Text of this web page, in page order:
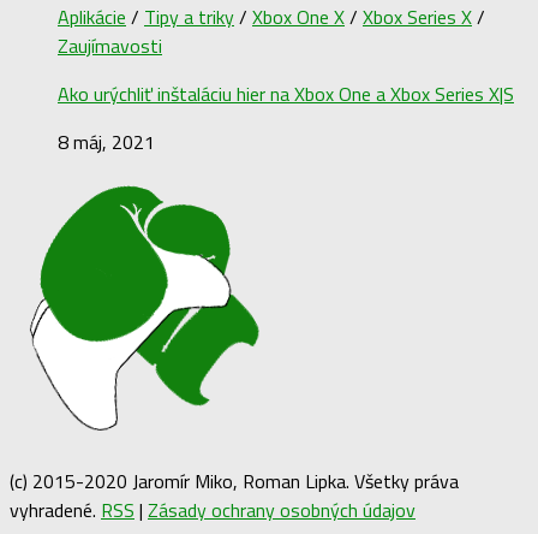
Aplikácie / Tipy a triky/ Xbox One X/ Xbox Series X/
Zaujímavosti
Ako urýchliť inštaláciu hier na Xbox One a Xbox Series X|S
8 máj, 2021
(c) 2015-2020 Jaromír Miko, Roman Lipka. Všetky práva
vyhradené. RSS | Zásady ochrany osobných údajov